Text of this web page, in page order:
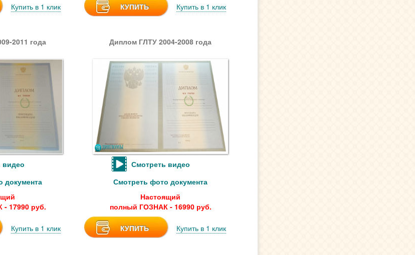
Купить в 1 клик КУПИТЬ Купить в 1 клик
2011 года
видео
документа
17990 руб.
Купить в 1 клик
Диплом ГЛТУ 2004-2008 года
Смотреть видео
Смотреть фото документа
Настоящий
полный ГОЗНАК - 16990 руб.
КУПИТЬ Купить в 1 клик